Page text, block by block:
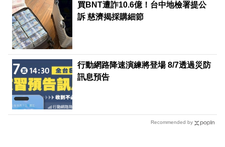
買BNT遭詐10.6億！台中地檢署提公
訴 慈濟揭採購細節
行動網路降速演練將登場 8/7透過災防
訊息預告
Recommended by